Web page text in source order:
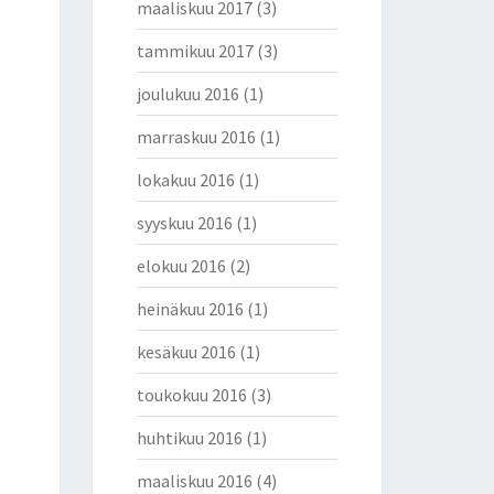
maaliskuu 2017(3)
tammikuu 2017(3)
joulukuu 2016 (1)
marraskuu 2016 (1)
lokakuu 2016 (1)
syyskuu 2016 (1)
elokuu 2016 (2)
heinäkuu 2016 (1)
kesäkuu 2016 (1)
toukokuu 2016 (3)
huhtikuu 2016 (1)
maaliskuu 2016 (4)